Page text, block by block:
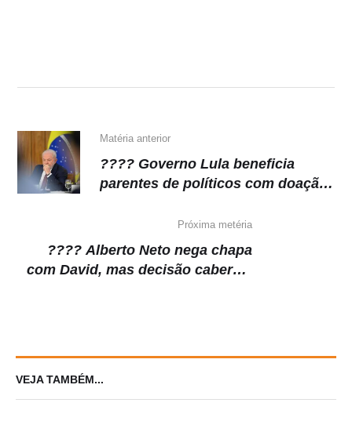
p
o
k
m n
Matéria anterior
???? Governo Lula beneficia
parentes de políticos com doação
Próxima metéria
???? Alberto Neto nega chapa
com David, mas decisão caberá a
VEJA TAMBÉM...